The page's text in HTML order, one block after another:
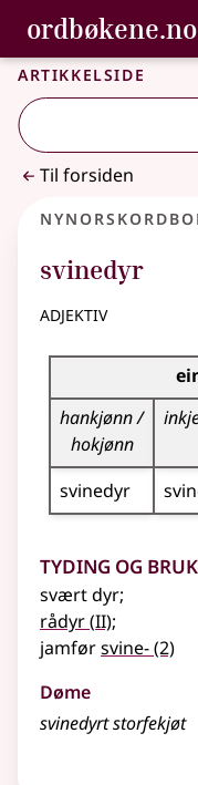
Gå til
Tilgjengelighet
ordbøkene.no
Bokmålsordboka og
Artikkelside
Til forsiden
svinedyr
adjektiv
Bøyningstabell
hankjønn /
hokjønn
svinedyr
Tyding og bruk
svært dyr;
rådyr(2
II);
jamførsvine-(2)
Døme
svinedyrt storfekjøt